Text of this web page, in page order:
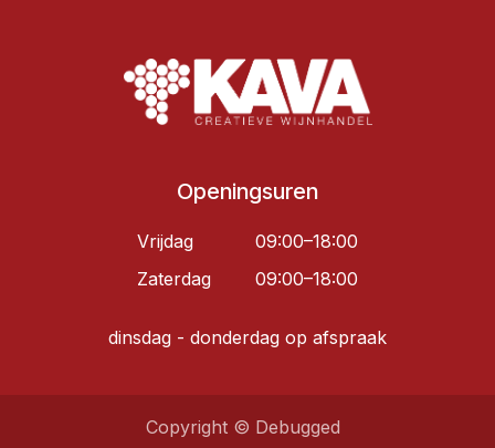
Openingsuren
Vrijdag
09:00–18:00
Zaterdag
09:00–18:00
dinsdag - donderdag op afspraak
Copyright © Debugged